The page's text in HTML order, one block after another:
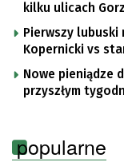
kilku ulicach
Pierwszy
Kopernicki vs
Nowe pieniądze
przyszłym
popularne